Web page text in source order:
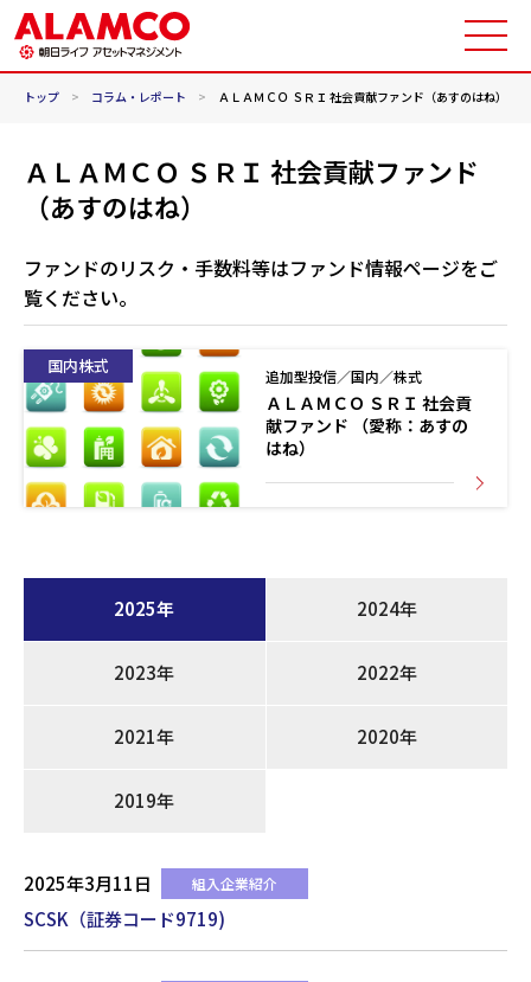
トップ > コラム・レポート > ＡＬＡＭＣＯ ＳＲＩ 社会貢献ファンド（あすのはね）
ＡＬＡＭＣＯ ＳＲＩ 社会貢献ファンド
（あすのはね）
ファンドのリスク・手数料等はファンド情報ページをご
覧ください。
国内株式 追加型投信／国内／株式
ＡＬＡＭＣＯ ＳＲＩ 社会貢
献ファンド （愛称：あすの
はね）
2025年 2024年
2023年 2022年
2021年 2020年
2019年
2025年3月11日 組入企業紹介
SCSK（証券コード9719)